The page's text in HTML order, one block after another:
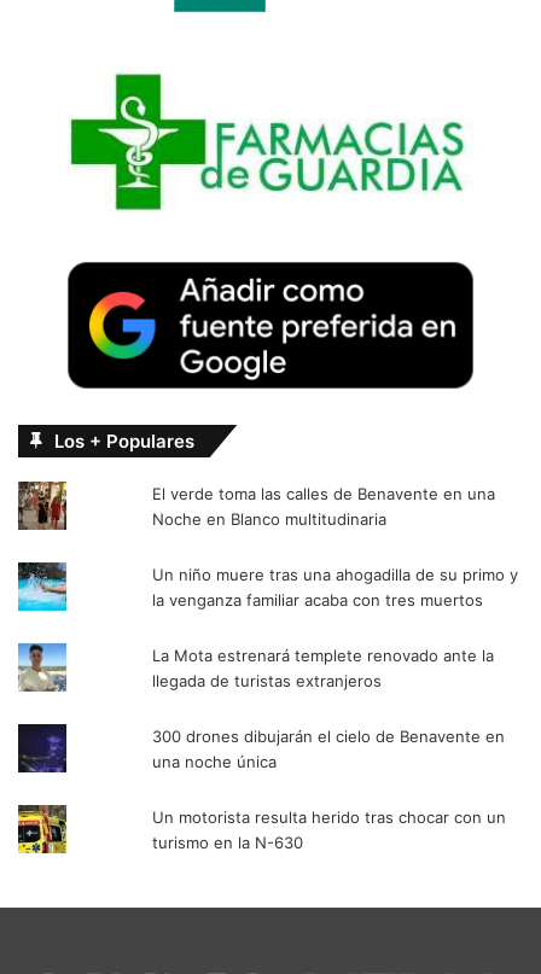
Los + Populares
El verde toma las calles de Benavente en una
Noche en Blanco multitudinaria
Un niño muere tras una ahogadilla de su primo y
la venganza familiar acaba con tres muertos
La Mota estrenará templete renovado ante la
llegada de turistas extranjeros
300 drones dibujarán el cielo de Benavente en
una noche única
Un motorista resulta herido tras chocar con un
turismo en la N-630